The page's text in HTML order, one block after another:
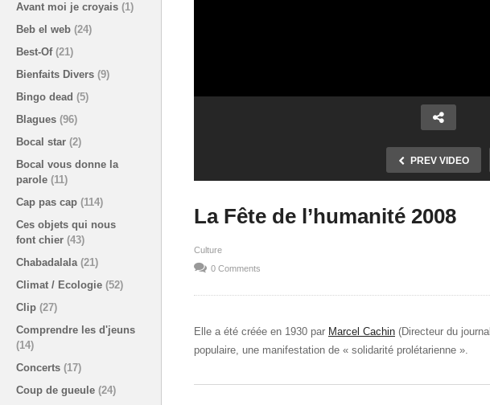
Avant moi je croyais (1)
Beb el web (24)
Best-Of (21)
Bienfaits Divers (9)
Bingo dead (5)
Blagues (96)
Bocal star (2)
Bocal vous donne la
parole (11)
Cap pas cap (114)
Ces objets qui nous
font chier (43)
Chabadalala (21)
Climat / Ecologie (52)
Clip (27)
Comprendre les d'jeuns
(14)
Concerts (17)
Coup de gueule (24)
PREV VIDEO
La Fête de l’humanité 2008
Culture
0 Comments
Elle a été créée en 1930 par Marcel Cachin (Directeur du journal
populaire, une manifestation de « solidarité prolétarienne ».